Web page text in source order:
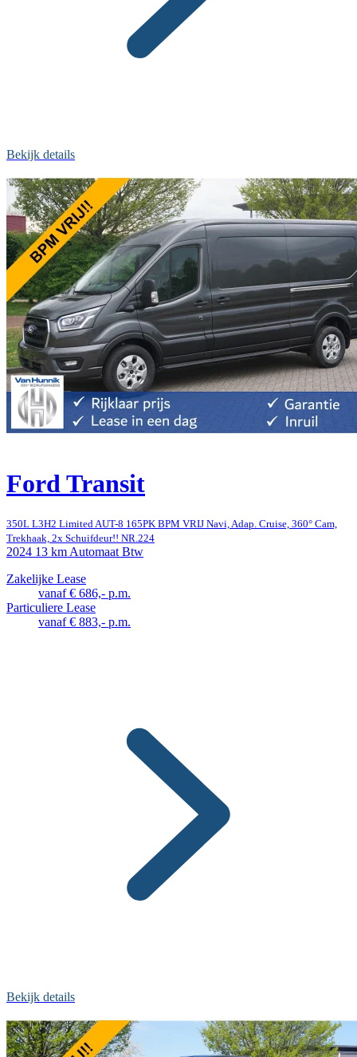
Bekijk details
Ford Transit
350L L3H2 Limited AUT-8 165PK BPM VRIJ Navi, Adap. Cruise, 360° Cam,
Trekhaak, 2x Schuifdeur!! NR.224
2024 13 km Automaat Btw
Zakelijke Lease
vanaf € 686,- p.m.
Particuliere Lease
vanaf € 883,- p.m.
Bekijk details